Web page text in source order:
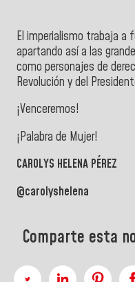
El imperialismo trabaja a
apartando así a las
como personajes de
Revolución y del
¡Venceremos!
¡Palabra de Mujer!
CAROLYS HELENA PÉREZ
@carolyshelena
Comparte esta